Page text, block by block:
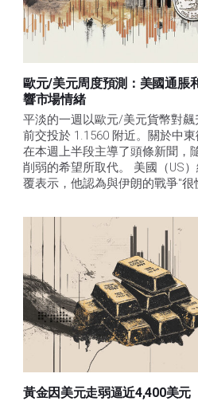
歐元/美元周度預測：美國通脹
響市場情緒
平淡的一週以歐元/美元貨幣對
前交投於 1.1560 附近。關於中
在本週上半段主導了頭條新聞，
削弱的希望所取代。 美國（US
覆表示，他認為與伊朗的戰爭"很
黃金因美元走弱逼近4,400美元